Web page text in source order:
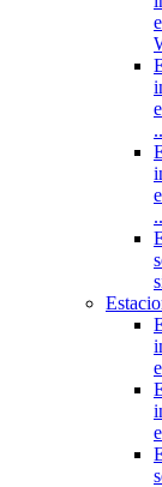
..
..